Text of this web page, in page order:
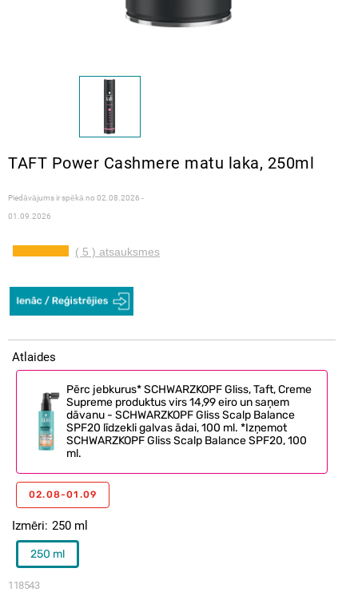
TAFT Power Cashmere matu laka, 250ml
Piedāvājums ir spēkā no 02.08.2026 -
01.09.2026
( 5 ) atsauksmes
118543
Izmēri 250 ml
250 ml
Atlaides
Pērc jebkurus* SCHWARZKOPF Gliss, Taft, Creme
Supreme produktus virs 14,99 eiro un saņem
dāvanu - SCHWARZKOPF Gliss Scalp Balance
SPF20 līdzekli galvas ādai, 100 ml. *Izņemot
SCHWARZKOPF Gliss Scalp Balance SPF20, 100
ml.
02.08-01.09